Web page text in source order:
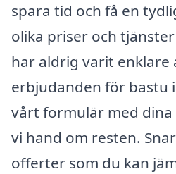
spara tid och få en
olika priser och
har aldrig varit enklare
erbjudanden för bastu i
vårt formulär med dina
vi hand om resten.
offerter som du kan